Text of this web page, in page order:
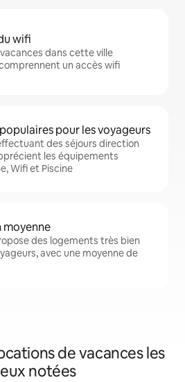
wifi
dans cette ville
un accès wifi
pour les voyageurs
des séjours direction
les équipements
Wifi et Piscine
moyenne
des logements très bien
avec une moyenne de
de vacances les
notées